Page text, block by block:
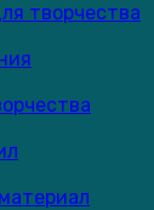
творчества